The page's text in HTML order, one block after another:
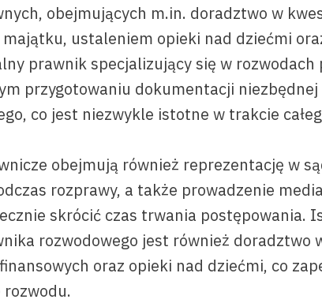
obejmujących m.in. doradztwo w
majątku, ustaleniem opieki nad dziećmi
prawnik specjalizujący się w rozwodach
przygotowaniu dokumentacji niezbędnej
co jest niezwykle istotne w trakcie
obejmują również reprezentację w
rozprawy, a także prowadzenie
skrócić czas trwania postępowania.
rozwodowego jest również doradztwo
oraz opieki nad dziećmi, co